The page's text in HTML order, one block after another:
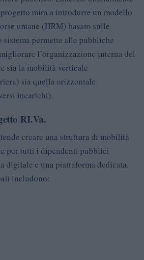
mira a introdurre un modello
umane (HRM) basato sulle
sistema permette alle pubbliche
l’organizzazione interna del
sia la mobilità verticale
sia quella orizzontale
incarichi).
RI.Va.
creare una struttura di mobilità
per tutti i dipendenti pubblici
digitale e una piattaforma dedicata.
includono: